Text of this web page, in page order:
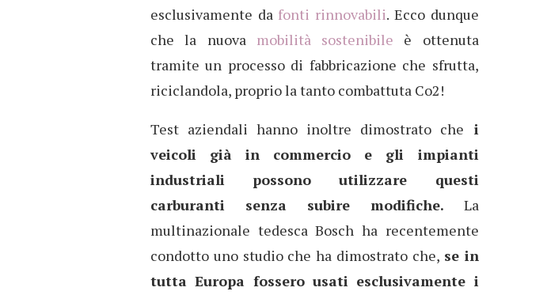
esclusivamente da fonti rinnovabili. Ecco dunque
che la nuova mobilità sostenibile è ottenuta
tramite un processo di fabbricazione che sfrutta,
riciclandola, proprio la tanto combattuta Co2!
Test aziendali hanno inoltre dimostrato che i
veicoli già in commercio e gli impianti
industriali possono utilizzare questi
carburanti senza subire modifiche. La
multinazionale tedesca Bosch ha recentemente
condotto uno studio che ha dimostrato che, se in
tutta Europa fossero usati esclusivamente i